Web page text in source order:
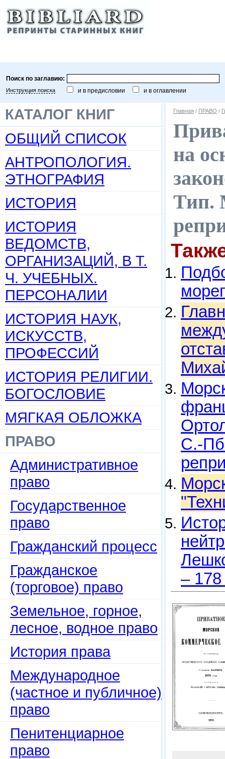
Поиск по заглавию:
Инструкция поиска и в предисловии и в оглавлении
КАТАЛОГ КНИГ
ОБЩИЙ СПИСОК
АНТРОПОЛОГИЯ.
ЭТНОГРАФИЯ
ИСТОРИЯ
ИСТОРИЯ
ВЕДОМСТВ,
ОРГАНИЗАЦИЙ, В Т.
Ч. УЧЕБНЫХ.
ПЕРСОНАЛИИ
ИСТОРИЯ НАУК,
ИСКУССТВ,
ПРОФЕССИЙ
ИСТОРИЯ РЕЛИГИИ.
БОГОСЛОВИЕ
МЯГКАЯ ОБЛОЖКА
ПРАВО
Административное
право
Государственное
право
Гражданский процесс
Гражданское
(торговое) право
Земельное, горное,
лесное, водное право
История права
Международное
(частное и публичное)
право
Пенитенциарное
право
Главная / ПРАВО /
на
Тип.
С.-
–